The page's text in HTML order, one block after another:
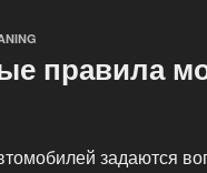
правила
задаются